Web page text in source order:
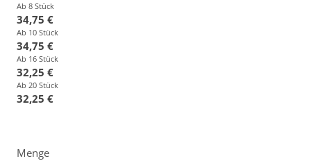
Ab 8 Stück
34,75 €
Ab 10 Stück
34,75 €
Ab 16 Stück
32,25 €
Ab 20 Stück
32,25 €
Menge